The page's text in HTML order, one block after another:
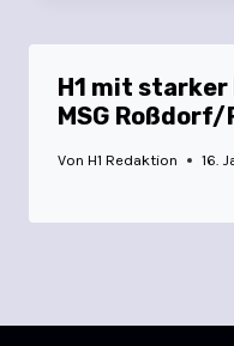
H1 mit
MSG
Von H1 Redaktion 16.